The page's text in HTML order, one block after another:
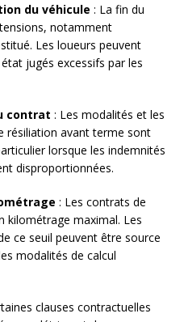
du véhicule : La fin du
notamment
Les loueurs peuvent
jugés excessifs par les
contrat : Les modalités et les
résiliation avant terme sont
lorsque les indemnités
disproportionnées.
: Les contrats de
kilométrage maximal. Les
ce seuil peuvent être source
modalités de calcul
clauses contractuelles